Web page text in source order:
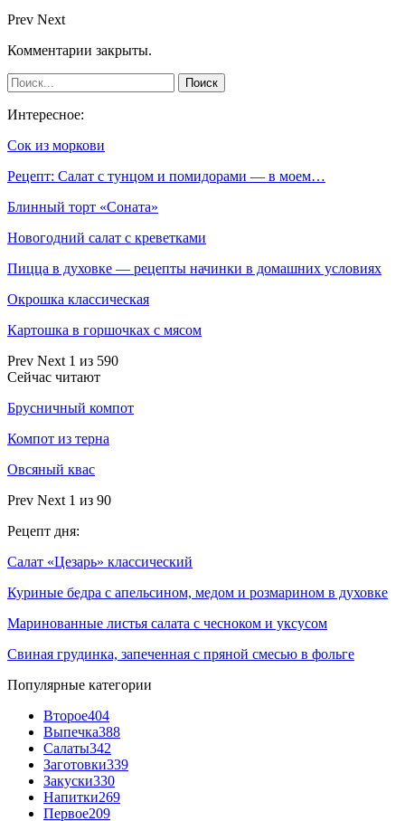
Prev Next
Комментарии закрыты.
Интересное:
Сок из моркови
Рецепт: Салат с тунцом и помидорами — в моем…
Блинный торт «Соната»
Новогодний салат с креветками
Пицца в духовке — рецепты начинки в домашних условиях
Окрошка классическая
Картошка в горшочках с мясом
Prev Next 1 из 590
Сейчас читают
Брусничный компот
Компот из терна
Овсяный квас
Prev Next 1 из 90
Рецепт дня:
Салат «Цезарь» классический
Куриные бедра с апельсином, медом и розмарином в духовке
Маринованные листья салата с чесноком и уксусом
Cвиная грудинка, запеченная с пряной смесью в фольге
Популярные категории
Второе404
Выпечка388
Салаты342
Заготовки339
Закуски330
Напитки269
Первое209